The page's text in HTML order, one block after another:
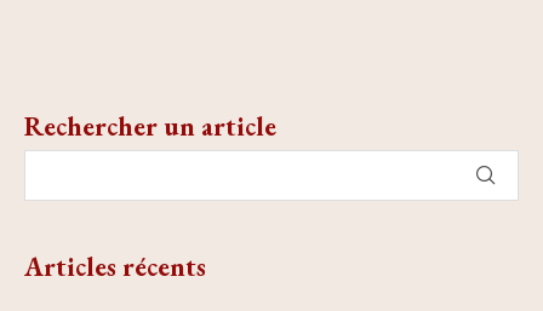
Rechercher un article
Articles récents